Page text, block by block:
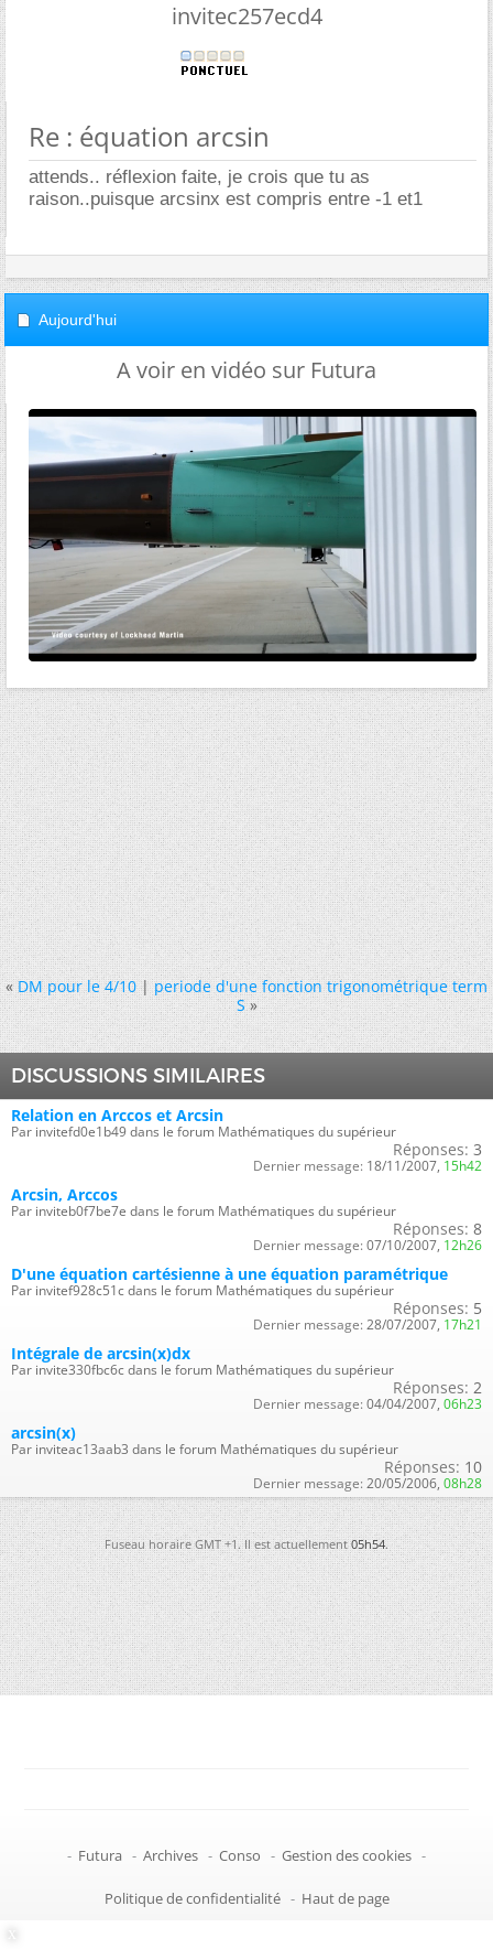
invitec257ecd4
Re : équation arcsin
attends.. réflexion faite, je crois que tu as
raison..puisque arcsinx est compris entre -1 et1
Aujourd'hui
A voir en vidéo sur Futura
« DM pour le 4/10|periode d'une fonction trigonométrique term
S »
DISCUSSIONS SIMILAIRES
Relation en Arccos et Arcsin
Par invitefd0e1b49 dans le forum Mathématiques du supérieur
Réponses: 3
Dernier message: 18/11/2007, 15h42
Arcsin, Arccos
Par inviteb0f7be7e dans le forum Mathématiques du supérieur
Réponses: 8
Dernier message: 07/10/2007, 12h26
D'une équation cartésienne à une équation paramétrique
Par invitef928c51c dans le forum Mathématiques du supérieur
Réponses: 5
Dernier message: 28/07/2007, 17h21
Intégrale de arcsin(x)dx
Par invite330fbc6c dans le forum Mathématiques du supérieur
Réponses: 2
Dernier message: 04/04/2007, 06h23
arcsin(x)
Par inviteac13aab3 dans le forum Mathématiques du supérieur
Réponses: 10
Dernier message: 20/05/2006, 08h28
Fuseau horaire GMT +1. Il est actuellement05h54.
- Futura - Archives - Conso - Gestion des cookies -
Politique de confidentialité - Haut de page